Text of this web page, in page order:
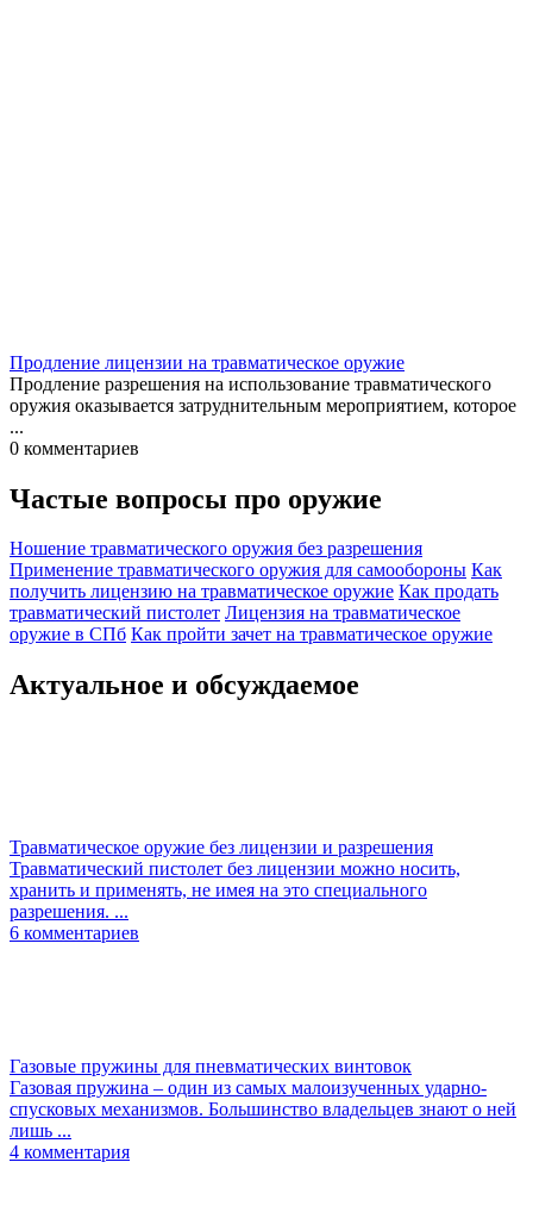
Продление лицензии на травматическое оружие
Продление разрешения на использование травматического
оружия оказывается затруднительным мероприятием, которое
...
0 комментариев
Частые вопросы про оружие
Ношение травматического оружия без разрешения
Применение травматического оружия для самообороны Как
получить лицензию на травматическое оружие Как продать
травматический пистолет Лицензия на травматическое
оружие в СПб Как пройти зачет на травматическое оружие
Актуальное и обсуждаемое
Травматическое оружие без лицензии и разрешения
Травматический пистолет без лицензии можно носить,
хранить и применять, не имея на это специального
разрешения. ...
6 комментариев
Газовые пружины для пневматических винтовок
Газовая пружина – один из самых малоизученных ударно-
спусковых механизмов. Большинство владельцев знают о ней
лишь ...
4 комментария